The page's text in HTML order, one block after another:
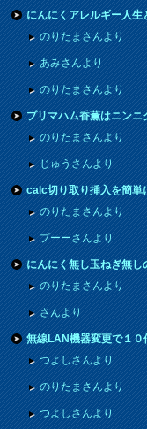
にんにくアレルギー人
のりたまさんより
あみさんより
のりたまさんより
プリマハム香薫はニン
のりたまさんより
じゅうさんより
calc切り取り挿入を簡
のりたまさんより
プーーさんより
にんにく無し玉ねぎ無
のりたまさんより
さんより
無線LAN機器変更で１
つよしさんより
のりたまさんより
つよしさんより